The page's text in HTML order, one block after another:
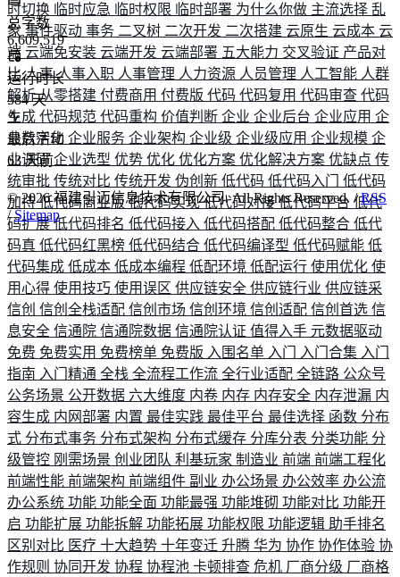
时切换 临时应急 临时权限 临时部署 为什么你做 主流选择 乱
象 事件驱动 事务 二叉树 二次开发 二次搭建 云原生 云成本 云
端 云端免安装 云端开发 云端部署 五大能力 交叉验证 产品对
比人事人事入职 人事管理 人力资源 人员管理 人工智能 人群
解析从零搭建 付费商用 付费版 代码 代码复用 代码审查 代码
生成 代码规范 代码重构 价值判断 企业 企业后台 企业应用 企
业数字化 企业服务 企业架构 企业级 企业级应用 企业规模 企
业调研企业选型 优势 优化 优化方案 优化解决方案 优缺点 传
统审批 传统对比 传统开发 伪创新 低代码 低代码入门 低代码
加持低代码商业版低代码实现低代码对接低代码平台 低代
码扩展低代码排名 低代码接入 低代码搭配 低代码整合 低代
码真 低代码红黑榜 低代码结合 低代码编译型 低代码赋能 低
代码集成 低成本 低成本编程 低配环境 低配运行 使用优化 使
用心得 使用技巧 使用误区 供应链安全 供应链行业 供应链采
信创 信创全栈适配 信创市场 信创环境 信创适配 信创首选 信
息安全 信通院 信通院数据 信通院认证 值得入手 元数据驱动
免费 免费实用 免费榜单 免费版 入围名单 入门 入门合集 入门
指南 入门精通 全栈 全流程工作流 全行业适配 全链路 公众号
公务场景 公开数据 六大维度 内卷 内存 内存安全 内存泄漏 内
容生成 内网部署 内置 最佳实践 最佳平台 最佳选择 函数 分布
式 分布式事务 分布式架构 分布式缓存 分库分表 分类功能 分
级管控 刚需场景 创业团队 利基玩家 制造业 前端 前端工程化
前端性能 前端架构 前端组件 副业 办公场景 办公效率 办公流
办公系统 功能 功能全面 功能最强 功能堆砌 功能对比 功能开
启 功能扩展 功能拆解 功能拓展 功能权限 功能逻辑 助手排名
区别对比 医疗 十大趋势 十年变迁 升腾 华为 协作 协作体验 协
作规则 协同开发 协程 协程池 卡顿排查 危机 厂商分级 厂商格
总字数
6,609,519
运行时长
584 天
最后活动
63 天前
©2026福建引迈信息技术有限公司. All Rights Reserved. /RSS
/Sitemap